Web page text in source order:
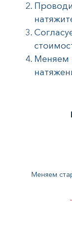
Меняем
Меняем